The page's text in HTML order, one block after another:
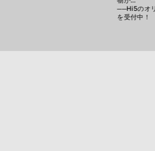
──Hi5のオ
を受付中！